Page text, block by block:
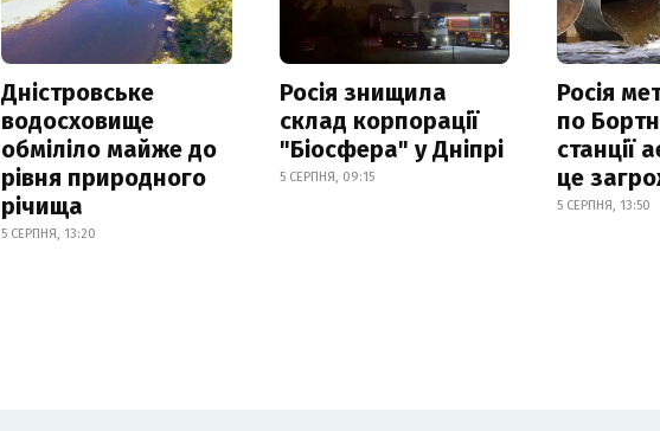
Дністровське
водосховище
обміліло майже до
рівня природного
річища
5 СЕРПНЯ, 13:20
Росія знищила
склад корпорації
"Біосфера" у Дніпрі
5 СЕРПНЯ, 09:15
Росія
по
станції
це
5 СЕРПНЯ, 13:50